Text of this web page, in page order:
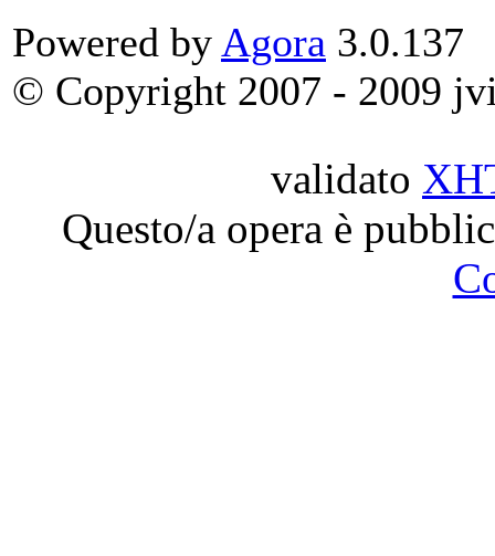
Powered by Agora 3.0.137
© Copyright 2007 - 2009
validato
Questo/a opera è